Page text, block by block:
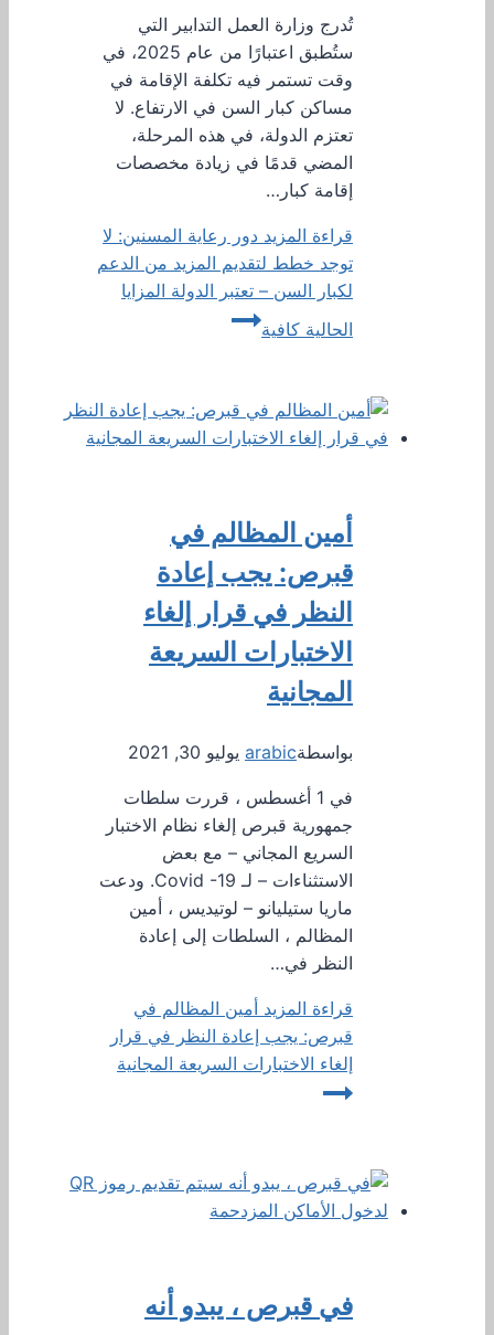
تُدرج وزارة العمل التدابير التي
ستُطبق اعتبارًا من عام 2025، في
وقت تستمر فيه تكلفة الإقامة في
مساكن كبار السن في الارتفاع. لا
تعتزم الدولة، في هذه المرحلة،
المضي قدمًا في زيادة مخصصات
إقامة كبار…
قراءة المزيد دور رعاية المسنين: لا
توجد خطط لتقديم المزيد من الدعم
لكبار السن – تعتبر الدولة المزايا
الحالية كافية
أمين المظالم في
قبرص: يجب إعادة
النظر في قرار إلغاء
الاختبارات السريعة
المجانية
بواسطةarabic يوليو 30, 2021
في 1 أغسطس ، قررت سلطات
جمهورية قبرص إلغاء نظام الاختبار
السريع المجاني – مع بعض
الاستثناءات – لـ Covid -19. ودعت
ماريا ستيليانو – لوتيديس ، أمين
المظالم ، السلطات إلى إعادة
النظر في…
قراءة المزيد أمين المظالم في
قبرص: يجب إعادة النظر في قرار
إلغاء الاختبارات السريعة المجانية
في قبرص ، يبدو أنه